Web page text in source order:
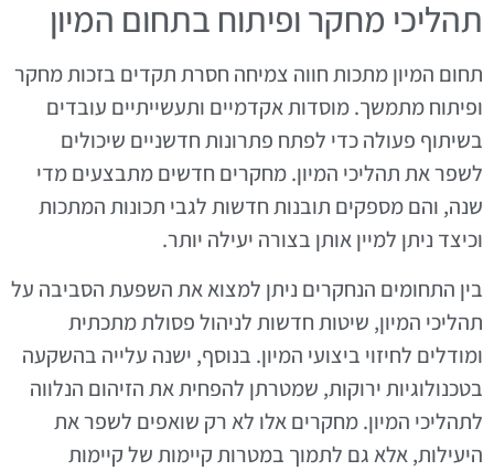
תהליכי מחקר ופיתוח בתחום המיון
תחום המיון מתכות חווה צמיחה חסרת תקדים בזכות מחקר
ופיתוח מתמשך. מוסדות אקדמיים ותעשייתיים עובדים
בשיתוף פעולה כדי לפתח פתרונות חדשניים שיכולים
לשפר את תהליכי המיון. מחקרים חדשים מתבצעים מדי
שנה, והם מספקים תובנות חדשות לגבי תכונות המתכות
וכיצד ניתן למיין אותן בצורה יעילה יותר.
בין התחומים הנחקרים ניתן למצוא את השפעת הסביבה על
תהליכי המיון, שיטות חדשות לניהול פסולת מתכתית
ומודלים לחיזוי ביצועי המיון. בנוסף, ישנה עלייה בהשקעה
בטכנולוגיות ירוקות, שמטרתן להפחית את הזיהום הנלווה
לתהליכי המיון. מחקרים אלו לא רק שואפים לשפר את
היעילות, אלא גם לתמוך במטרות קיימות של קיימות